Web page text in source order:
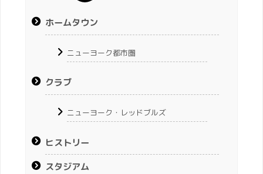
ホームタウン
ニューヨーク都市圏
クラブ
ニューヨーク・レッドブルズ
ヒストリー
スタジアム